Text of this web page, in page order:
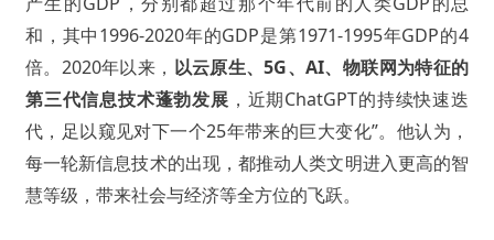
和，其中1996-2020年的GDP是第1971-1995年GDP的4
倍。2020年以来， 以云原生、5G、AI、物联网为特征的
第三代信息技术蓬勃发展 ，近期ChatGPT的持续快速迭
代，足以窥见对下一个25年带来的巨大变化”。他认为，
每一轮新信息技术的出现，都推动人类文明进入更高的智
慧等级，带来社会与经济等全方位的飞跃。